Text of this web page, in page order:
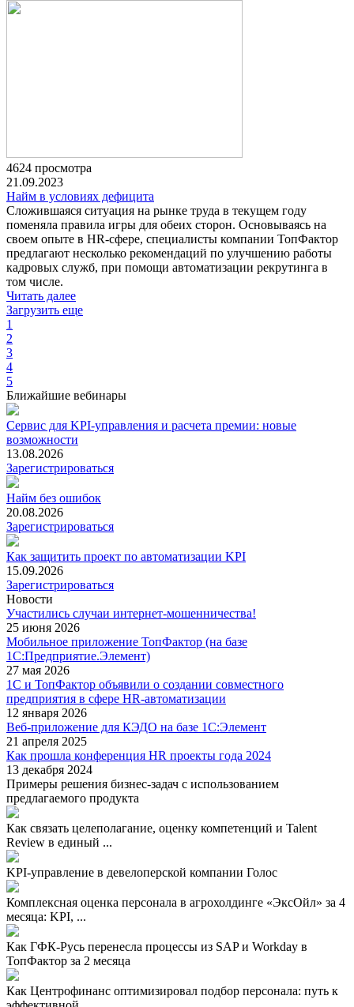
4624 просмотра
21.09.2023
Найм в условиях дефицита
Сложившаяся ситуация на рынке труда в текущем году
поменяла правила игры для обеих сторон. Основываясь на
своем опыте в HR-сфере, специалисты компании ТопФактор
предлагают несколько рекомендаций по улучшению работы
кадровых служб, при помощи автоматизации рекрутинга в
том числе.
Читать далее
Загрузить еще
1
2
3
4
5
Ближайшие вебинары
Сервис для KPI-управления и расчета премии: новые
возможности
13.08.2026
Зарегистрироваться
Найм без ошибок
20.08.2026
Зарегистрироваться
Как защитить проект по автоматизации KPI
15.09.2026
Зарегистрироваться
Новости
Участились случаи интернет-мошенничества!
25 июня 2026
Мобильное приложение ТопФактор (на базе
1С:Предприятие.Элемент)
27 мая 2026
1С и ТопФактор объявили о создании совместного
предприятия в сфере HR-автоматизации
12 января 2026
Веб-приложение для КЭДО на базе 1С:Элемент
21 апреля 2025
Как прошла конференция HR проекты года 2024
13 декабря 2024
Примеры решения бизнес-задач с использованием
предлагаемого продукта
Как связать целеполагание, оценку компетенций и Talent
Review в единый ...
KPI-управление в девелоперской компании Голос
Комплексная оценка персонала в агрохолдинге «ЭксОйл» за 4
месяца: KPI, ...
Как ГФК-Русь перенесла процессы из SAP и Workday в
ТопФактор за 2 месяца
Как Центрофинанс оптимизировал подбор персонала: путь к